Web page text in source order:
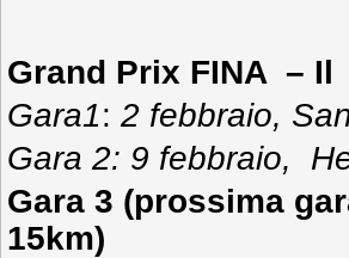
Grand Prix FINA –
Gara1: 2 febbraio,
Gara 2: 9 febbraio,
Gara 3 (prossima
15km)